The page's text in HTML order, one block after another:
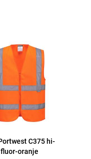
C375 hi-
oranje